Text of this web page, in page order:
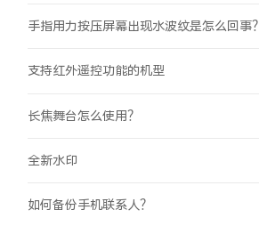
手指用力按压屏幕出现水波纹是怎么回事？
支持红外遥控功能的机型
长焦舞台怎么使用？
全新水印
如何备份手机联系人？